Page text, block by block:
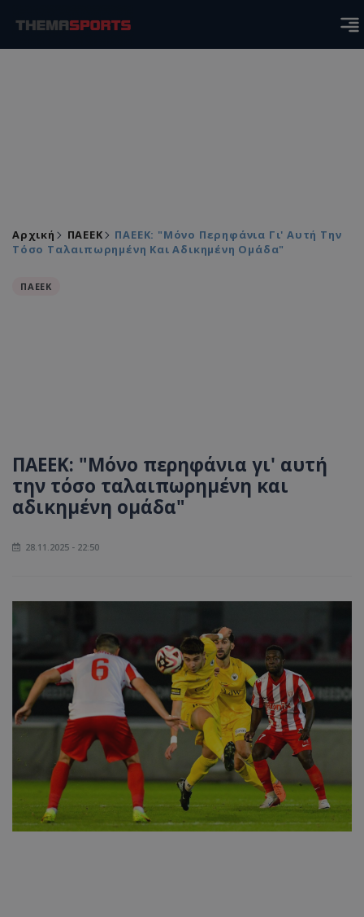
Αρχική ΠΑΕΕΚ
ΠΑΕΕΚ: "Μόνο Περηφάνια Γι' Αυτή Την
Τόσο Ταλαιπωρημένη Και Αδικημένη Ομάδα"
ΠΑΕΕΚ
ΠΑΕΕΚ: "Μόνο περηφάνια γι' αυτή
την τόσο ταλαιπωρημένη και
αδικημένη ομάδα"
28.11.2025 - 22:50